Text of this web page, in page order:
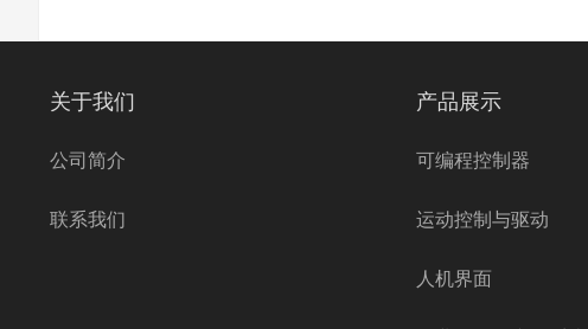
关于我们
公司简介
联系我们
产品展示
可编程控制器
运动控制与驱动
人机界面